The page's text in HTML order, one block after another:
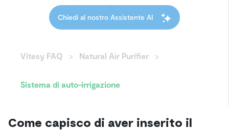
Chiedi al nostro Assistente AI
Vitesy FAQ Natural Air Purifier
Sistema di auto-irrigazione
Come capisco di aver inserito il